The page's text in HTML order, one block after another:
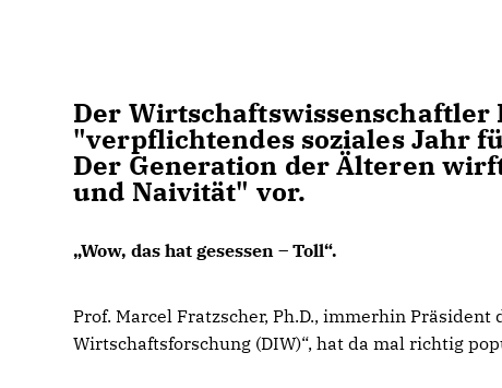
Der
"verpflichtendes soziales Jahr
Der Generation der Älteren
und Naivität" vor.
Wow, das hat gesessen – Toll“.
Prof. Marcel Fratzscher, Ph.D., immerhin
Wirtschaftsforschung (DIW)“, hat da mal richtig